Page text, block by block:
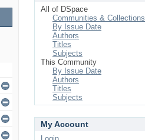
All of DSpace
Communities & Collections
By Issue Date
Authors
Titles
Subjects
This Community
By Issue Date
Authors
Titles
Subjects
My Account